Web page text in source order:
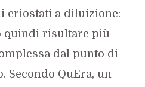
criostati a diluizione:
quindi risultare più
dal punto di
Secondo QuEra, un